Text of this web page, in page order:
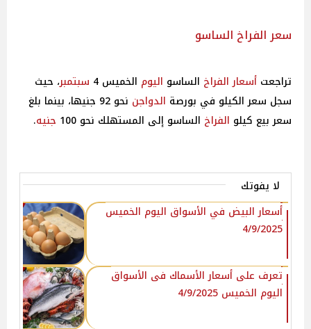
سعر الفراخ الساسو
تراجعت أسعار الفراخ الساسو اليوم الخميس 4 سبتمبر، حيث
سجل سعر الكيلو في بورصة الدواجن
نحو 92 جنيها، بينما بلغ
سعر بيع كيلو الفراخ الساسو إلى المستهلك نحو 100 جنيه.
لا يفوتك
أسعار البيض في الأسواق‎‎ اليوم الخميس
4/9/2025
اليوم الخميس 4/9/2025